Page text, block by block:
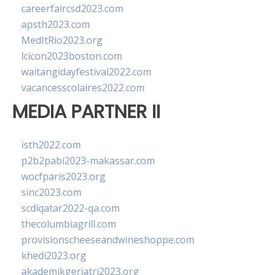
careerfaircsd2023.com
apsth2023.com
MedItRio2023.org
lcicon2023boston.com
waitangidayfestival2022.com
vacancesscolaires2022.com
MEDIA PARTNER II
isth2022.com
p2b2pabi2023-makassar.com
wocfparis2023.org
sinc2023.com
scdlqatar2022-qa.com
thecolumbiagrill.com
provisionscheeseandwineshoppe.com
khedi2023.org
akademikgeriatri2023.org